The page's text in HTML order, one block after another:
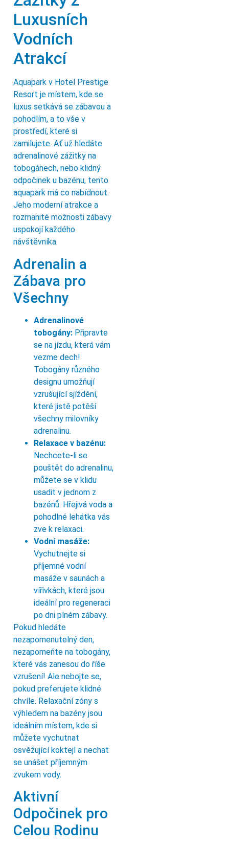
Luxusních
Vodních
Atrakcí
Aquapark v Hotel Prestige
Resort je místem, kde se
luxus setkává se zábavou a
pohodlím, a to vše v
prostředí, které si
zamilujete. Ať už hledáte
adrenalinové zážitky na
tobogánech, nebo klidný
odpočinek u bazénu, tento
aquapark má co nabídnout.
Jeho moderní atrakce a
rozmanité možnosti zábavy
uspokojí každého
návštěvníka.
Adrenalin a
Zábava pro
Všechny
Adrenalinové
tobogány: Připravte
se na jízdu, která vám
vezme dech!
Tobogány různého
designu umožňují
vzrušující sjíždění,
které jistě potěší
všechny milovníky
adrenalinu.
Relaxace v bazénu:
Nechcete-li se
pouštět do adrenalinu,
můžete se v klidu
usadit v jednom z
bazénů. Hřejivá voda a
pohodlné lehátka vás
zve k relaxaci.
Vodní masáže:
Vychutnejte si
příjemné vodní
masáže v saunách a
vířivkách, které jsou
ideální pro regeneraci
po dni plném zábavy.
Pokud hledáte
nezapomenutelný den,
nezapomeňte na tobogány,
které vás zanesou do říše
vzrušení! Ale nebojte se,
pokud preferujete klidné
chvíle. Relaxační zóny s
výhledem na bazény jsou
ideálním místem, kde si
můžete vychutnat
osvěžující koktejl a nechat
se unášet příjemným
zvukem vody.
Aktivní
Odpočinek pro
Celou Rodinu